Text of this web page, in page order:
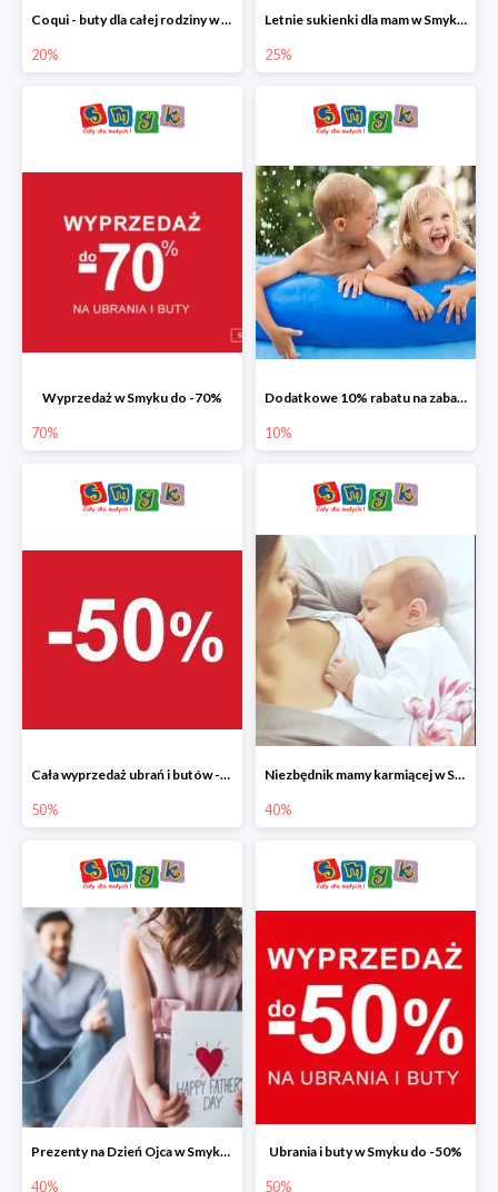
Coqui - buty dla całej rodziny w Smyku do -20%
20%
Letnie sukienki dla mam w Smyku do -25%
25%
Wyprzedaż w Smyku do -70%
70%
Dodatkowe 10% rabatu na zabawki ogrodowe i baseny
10%
Cała wyprzedaż ubrań i butów -50%
50%
Niezbędnik mamy karmiącej w Smyku do -40%
40%
Prezenty na Dzień Ojca w Smyku do -40%
40%
Ubrania i buty w Smyku do -50%
50%